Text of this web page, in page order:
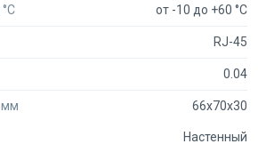
от -10 до +60 °C
RJ-45
0.04
мм 66x70x30
Настенный